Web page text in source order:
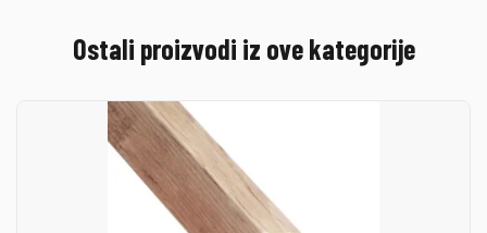
Ostali proizvodi iz ove kategorije